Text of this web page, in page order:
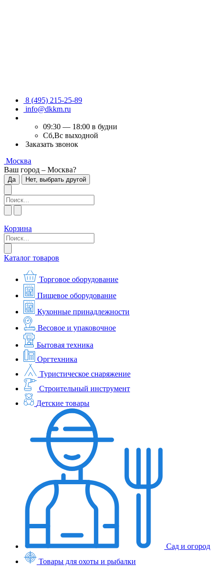
8 (495) 215-25-89
info@dkkm.ru
09:30 — 18:00 в будни
Сб,Вс выходной
Заказать звонок
Москва
Ваш город – Москва?
Да Нет, выбрать другой
Корзина
Каталог товаров
Торговое оборудование
Пищевое оборудование
Кухонные принадлежности
Весовое и упаковочное
Бытовая техника
Оргтехника
Туристическое снаряжение
Строительный инструмент
Детские товары
Сад и огород
Товары для охоты и рыбалки